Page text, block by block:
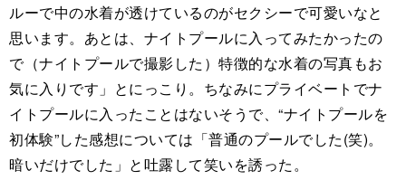
ルーで中の水着が透けているのがセクシーで可愛いなと
思います。あとは、ナイトプールに入ってみたかったの
で（ナイトプールで撮影した）特徴的な水着の写真もお
気に入りです」とにっこり。ちなみにプライベートでナ
イトプールに入ったことはないそうで、“ナイトプールを
初体験”した感想については「普通のプールでした(笑)。
暗いだけでした」と吐露して笑いを誘った。